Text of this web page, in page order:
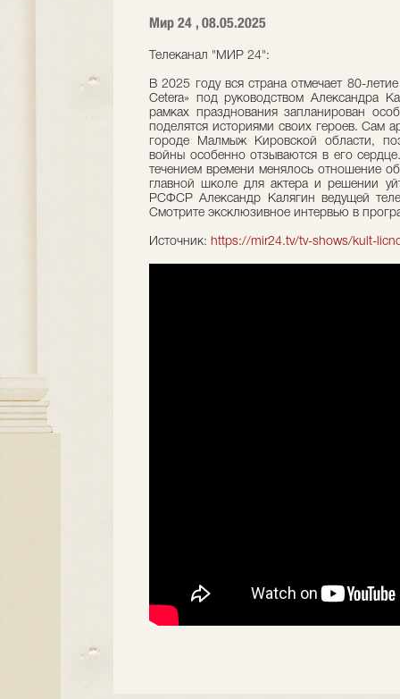
Мир 24 , 08.05.2025
Телеканал "МИР 24":
В 2025 году вся страна отмечает 80-
Cetera» под руководством Александра
рамках празднования запланирован
поделятся историями своих героев. Сам
городе Малмыж Кировской области,
войны особенно отзываются в его
течением времени менялось отношение
главной школе для актера и решении
РСФСР Александр Калягин ведущей
Смотрите эксклюзивное интервью в
Источник: https://mir24.tv/tv-shows/kult-